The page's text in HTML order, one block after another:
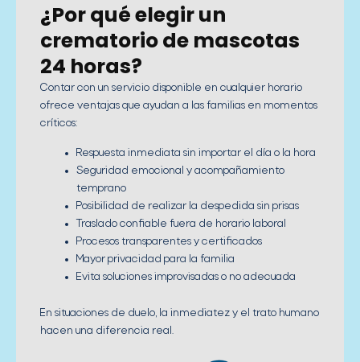
¿Por qué elegir un
crematorio de mascotas
24 horas?
Contar con un servicio disponible en cualquier horario
ofrece ventajas que ayudan a las familias en momentos
críticos:
Respuesta inmediata sin importar el día o la hora
Seguridad emocional y acompañamiento
temprano
Posibilidad de realizar la despedida sin prisas
Traslado confiable fuera de horario laboral
Procesos transparentes y certificados
Mayor privacidad para la familia
Evita soluciones improvisadas o no adecuada
En situaciones de duelo, la inmediatez y el trato humano
hacen una diferencia real.